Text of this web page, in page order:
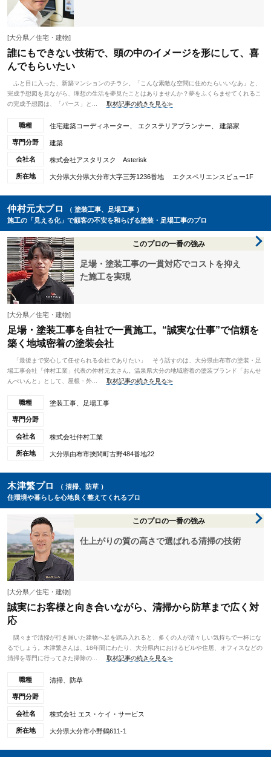
[大分県／住宅・建物]
誰にもできない技術で、頭の中のイメージを形にして、喜
んでもらいたい
ふと目に入った、新築マンションのチラシ。「こんな素敵な空間に住めたらいいなあ」と、
完成予想図を見ながら、理想の生活を夢見たことはありませんか？夢をふくらませてくれるこ
の完成予想図は、「パース」と...
取材記事の続きを見る≫
職種 住宅建築コーディネーター、 エクステリアプランナー、 建築家
専門分野 建築
会社名 株式会社アスタリスク Asterisk
所在地 大分県大分県大分市大字三芳1236番地 エクスペリエンスビュー1F
仲村元太プロ
（ 塗装工事、足場工事 ）
施工の「見える化」で顧客の不安を和らげる塗装・足場工事のプロ
このプロの一番の強み
足場・塗装工事の一貫対応でコストを抑え
た施工を実現
[大分県／住宅・建物]
足場・塗装工事を自社で一貫施工。“誠実な仕事”で信頼を
築く地域密着の塗装会社
「最後まで安心して任せられる会社でありたい」 そう話すのは、大分県由布市の塗装・足
場工事会社「仲村工業」代表の仲村元太さん。温泉県大分の地域密着の塗装ブランド「おんせ
んぺいんと」として、屋根・外...
取材記事の続きを見る≫
職種 塗装工事、足場工事
専門分野
会社名 株式会社仲村工業
所在地 大分県由布市挾間町古野484番地22
木津繁プロ
（ 清掃、防草 ）
住環境や暮らしを心地良く整えてくれるプロ
このプロの一番の強み
仕上がりの質の高さで選ばれる清掃の技術
[大分県／住宅・建物]
誠実にお客様と向き合いながら、清掃から防草まで広く対
応
隅々まで清掃が行き届いた建物へ足を踏み入れると、多くの人が清々しい気持ちで一杯にな
るでしょう。木津繁さんは、18年間にわたり、大分県内におけるビルや住居、オフィスなどの
清掃を専門に行ってきた掃除の...
取材記事の続きを見る≫
職種 清掃、防草
専門分野
会社名 株式会社 エス・ケイ・サービス
所在地 大分県大分市小野鶴611-1